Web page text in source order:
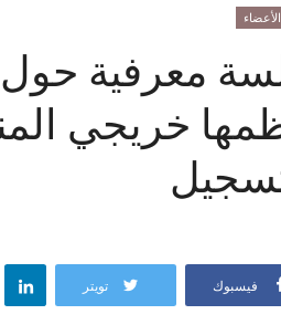
معرفية حول
خريجي
فيسبوك تويتر